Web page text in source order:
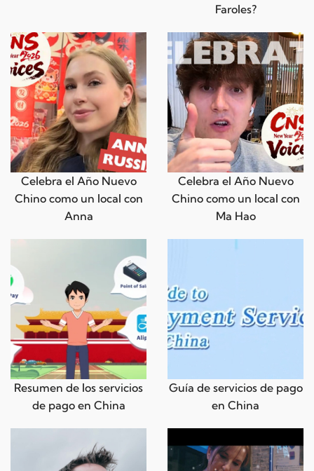
Faroles?
Celebra el Año Nuevo
Chino como un local con
Anna
Celebra el Año Nuevo
Chino como un local con
Ma Hao
Resumen de los servicios
de pago en China
Guía de servicios de pago
en China